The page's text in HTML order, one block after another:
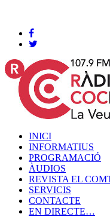
INICI
INFORMATIUS
PROGRAMACIÓ
ÀUDIOS
REVISTA EL
SERVICIS
CONTACTE
EN DIRECTE…